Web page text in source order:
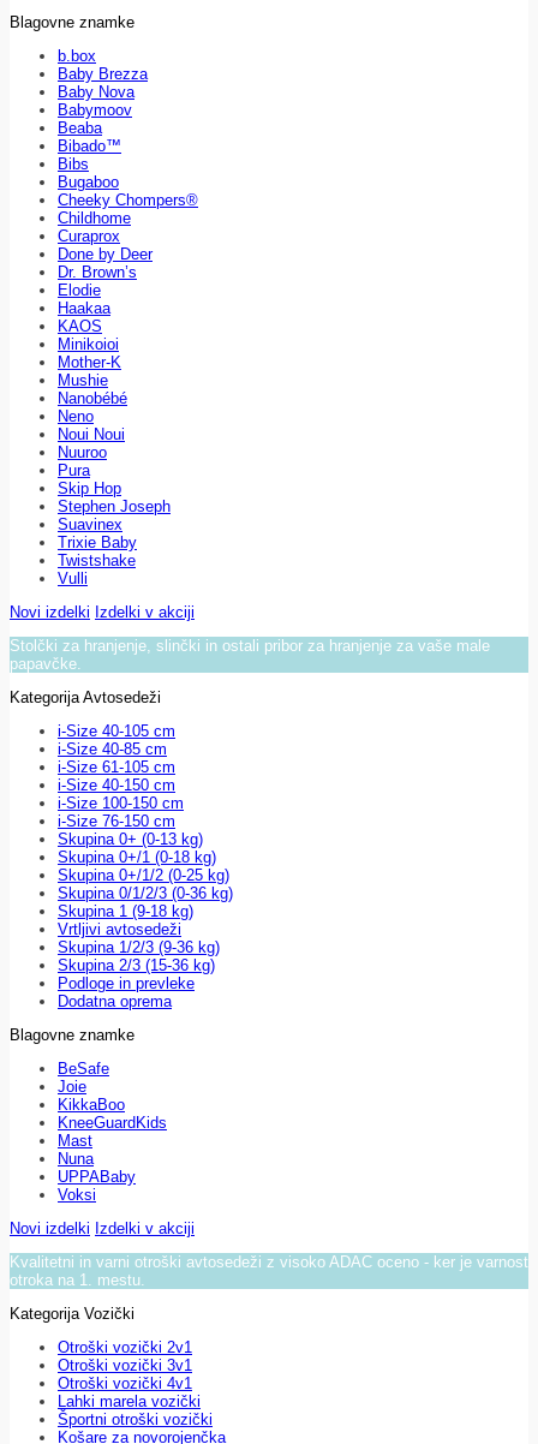
Blagovne znamke
b.box
Baby Brezza
Baby Nova
Babymoov
Beaba
Bibado™
Bibs
Bugaboo
Cheeky Chompers®
Childhome
Curaprox
Done by Deer
Dr. Brown’s
Elodie
Haakaa
KAOS
Minikoioi
Mother-K
Mushie
Nanobébé
Neno
Noui Noui
Nuuroo
Pura
Skip Hop
Stephen Joseph
Suavinex
Trixie Baby
Twistshake
Vulli
Novi izdelki Izdelki v akciji
Stolčki za hranjenje, slinčki in ostali pribor za hranjenje za vaše male
papavčke.
Kategorija Avtosedeži
i-Size 40-105 cm
i-Size 40-85 cm
i-Size 61-105 cm
i-Size 40-150 cm
i-Size 100-150 cm
i-Size 76-150 cm
Skupina 0+ (0-13 kg)
Skupina 0+/1 (0-18 kg)
Skupina 0+/1/2 (0-25 kg)
Skupina 0/1/2/3 (0-36 kg)
Skupina 1 (9-18 kg)
Vrtljivi avtosedeži
Skupina 1/2/3 (9-36 kg)
Skupina 2/3 (15-36 kg)
Podloge in prevleke
Dodatna oprema
Blagovne znamke
BeSafe
Joie
KikkaBoo
KneeGuardKids
Mast
Nuna
UPPABaby
Voksi
Novi izdelki Izdelki v akciji
Kvalitetni in varni otroški avtosedeži z visoko ADAC oceno - ker je varnost
otroka na 1. mestu.
Kategorija Vozički
Otroški vozički 2v1
Otroški vozički 3v1
Otroški vozički 4v1
Lahki marela vozički
Športni otroški vozički
Košare za novorojenčka